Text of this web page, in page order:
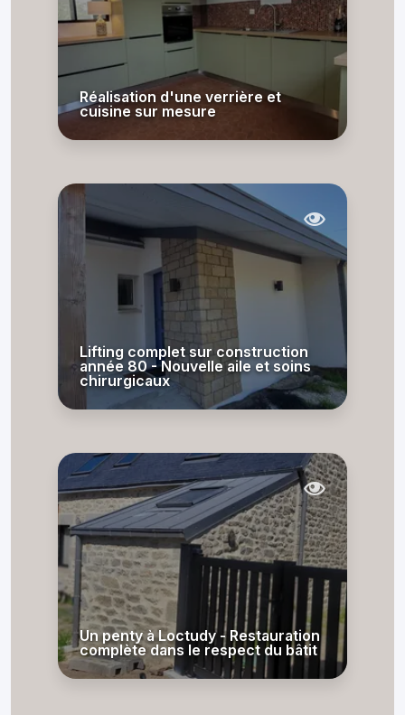
Réalisation d'une verrière et
cuisine sur mesure
Lifting complet sur construction
année 80 - Nouvelle aile et soins
chirurgicaux
Un penty à Loctudy - Restauration
complète dans le respect du bâtit